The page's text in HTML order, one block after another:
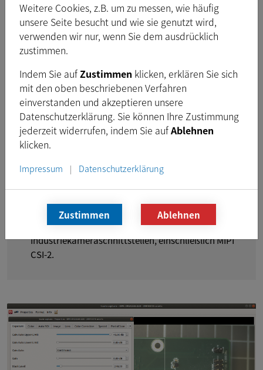
GStreamer ist von verschiedenen Programmiersprachen aus
zugänglich, so dass Entwickler bei der Erstellung von
Anwendungen die Flexibilität haben, ihre bevorzugten Tools
zu wählen. Mit nur wenigen Codezeilen können Kameras
konfiguriert und Bilder erfasst, angezeigt und gespeichert
werden.
Open-Source-Kamera-SDK.
Optimierte Bildverarbeitungsroutinen für viele
Plattformen (einschließlich arm64, Amd64, NVIDIA
CUDA).
Unterstützt alle The Imaging Source-
Industriekameraschnittstellen, einschließlich MIPI
CSI-2.
Weitere Cookies, z.B. um zu messen, wie häufig
unsere Seite besucht und wie sie genutzt wird,
verwenden wir nur, wenn Sie dem ausdrücklich
zustimmen.
Indem Sie aufZustimmen klicken, erklären Sie sich
mit den oben beschriebenen Verfahren
einverstanden und akzeptieren unsere
Datenschutzerklärung. Sie können Ihre Zustimmung
jederzeit widerrufen, indem Sie aufAblehnen
klicken.
Impressum | Datenschutzerklärung
Zustimmen Ablehnen